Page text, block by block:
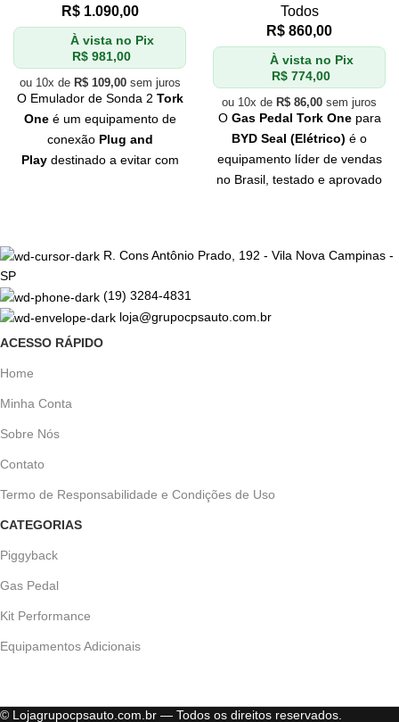
R$1.090,00
À vista no Pix
R$ 981,00
ou 10x de R$109,00sem juros
O Emulador de Sonda 2 Tork
One é um equipamento de
conexão Plug and
Playdestinado a evitar com
Todos
R$ 860,00
À vista no Pix
R$ 774,00
ou 10x de R$ 86,00 sem juros
O Gas Pedal Tork Onepara
BYD Seal (Elétrico) é o
equipamento líder de vendas
no Brasil, testado e aprovado
eficiência, Tork One é a sua
R. Cons Antônio Prado, 192 - Vila Nova Campinas -
SP
(19) 3284-4831
loja@grupocpsauto.com.br
ACESSO RÁPIDO
Home
Minha Conta
Sobre Nós
Contato
Termo de Responsabilidade e Condições de Uso
CATEGORIAS
Piggyback
Gas Pedal
Kit Performance
Equipamentos Adicionais
© Lojagrupocpsauto.com.br — Todos os direitos reservados.